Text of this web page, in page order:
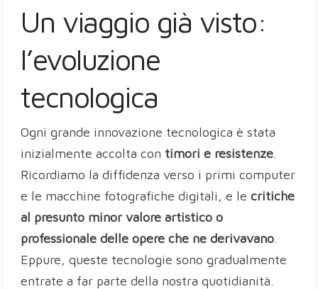
Un viaggio già visto:
l’evoluzione
tecnologica
Ogni grande innovazione tecnologica è stata
inizialmente accolta con timori e resistenze.
Ricordiamo la diffidenza verso i primi computer
e le macchine fotografiche digitali, e lecritiche
al presunto minor valore artistico o
professionale delle opere che ne derivavano.
Eppure, queste tecnologie sono gradualmente
entrate a far parte della nostra quotidianità.